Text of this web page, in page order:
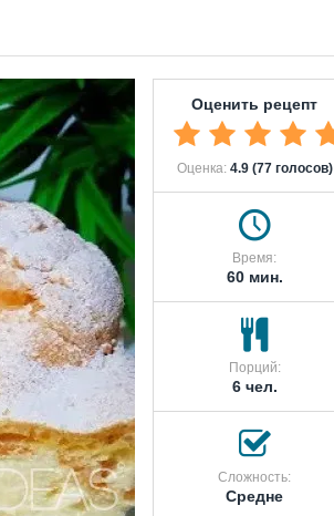
Оценить рецепт
Оценка: 4.9 (77 голосов)
Время:
60 мин.
Порций:
6 чел.
Сложность:
Средне